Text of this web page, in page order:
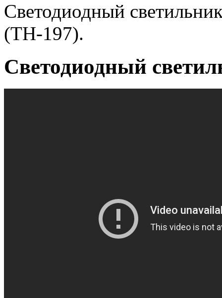
Светодиодный
(ТН-197).
Светодиодный